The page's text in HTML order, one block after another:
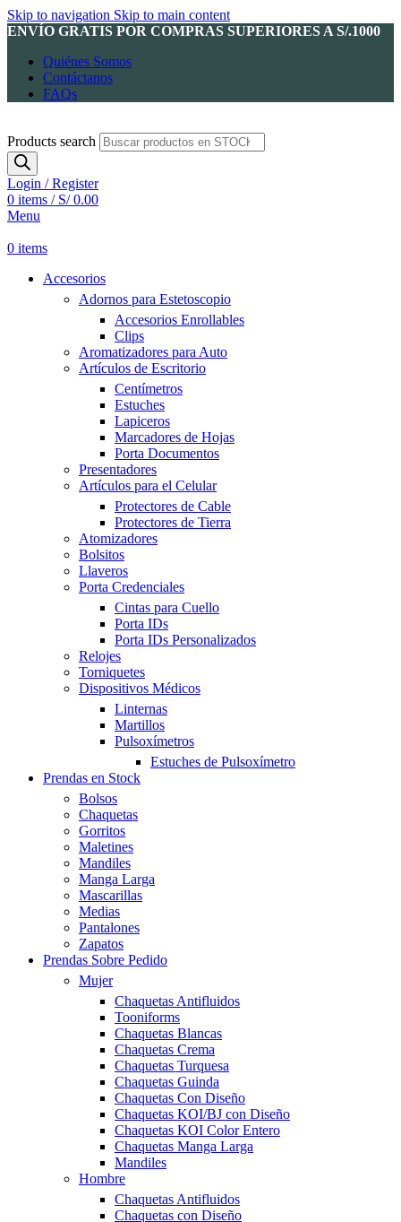
Skip to navigation Skip to main content
ENVÍO GRATIS POR COMPRAS SUPERIORES A S/.1000
Quiénes Somos
Contáctanos
FAQs
Products search
Login / Register
0 items / S/0.00
Menu
0 items
Accesorios
Adornos para Estetoscopio
Accesorios Enrollables
Clips
Aromatizadores para Auto
Artículos de Escritorio
Centímetros
Estuches
Lapiceros
Marcadores de Hojas
Porta Documentos
Presentadores
Artículos para el Celular
Protectores de Cable
Protectores de Tierra
Atomizadores
Bolsitos
Llaveros
Porta Credenciales
Cintas para Cuello
Porta IDs
Porta IDs Personalizados
Relojes
Torniquetes
Dispositivos Médicos
Linternas
Martillos
Pulsoxímetros
Estuches de Pulsoxímetro
Prendas en Stock
Bolsos
Chaquetas
Gorritos
Maletines
Mandiles
Manga Larga
Mascarillas
Medias
Pantalones
Zapatos
Prendas Sobre Pedido
Mujer
Chaquetas Antifluidos
Tooniforms
Chaquetas Blancas
Chaquetas Crema
Chaquetas Turquesa
Chaquetas Guinda
Chaquetas Con Diseño
Chaquetas KOI/BJ con Diseño
Chaquetas KOI Color Entero
Chaquetas Manga Larga
Mandiles
Hombre
Chaquetas Antifluidos
Chaquetas con Diseño